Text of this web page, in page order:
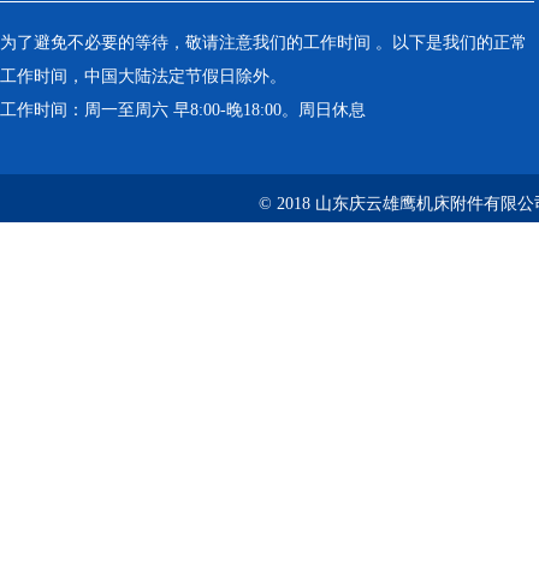
为了避免不必要的等待，敬请注意我们的工作时间 。以下是我们的正常
工作时间，中国大陆法定节假日除外。
工作时间：周一至周六 早8:00-晚18:00。周日休息
© 2018 山东庆云雄鹰机床附件有限